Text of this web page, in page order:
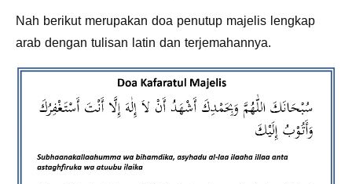
Nah berikut merupakan doa penutup majelis lengkap
arab dengan tulisan latin dan terjemahannya.